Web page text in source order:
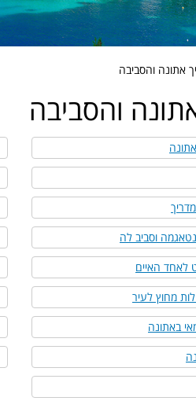
אתונה והסביבה
והסביבה
באתונה